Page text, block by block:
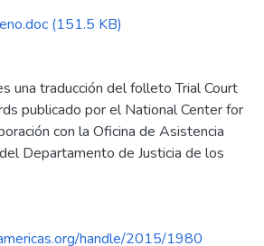
(151.5 KB)
una traducción del folleto Trial Court
publicado por el National Center for
con la Oficina de Asistencia
Departamento de Justicia de los
handle/2015/1980